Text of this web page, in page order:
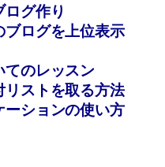
ログ作り
ブログを上位表示
てのレッスン
リストを取る方法
ーションの使い方